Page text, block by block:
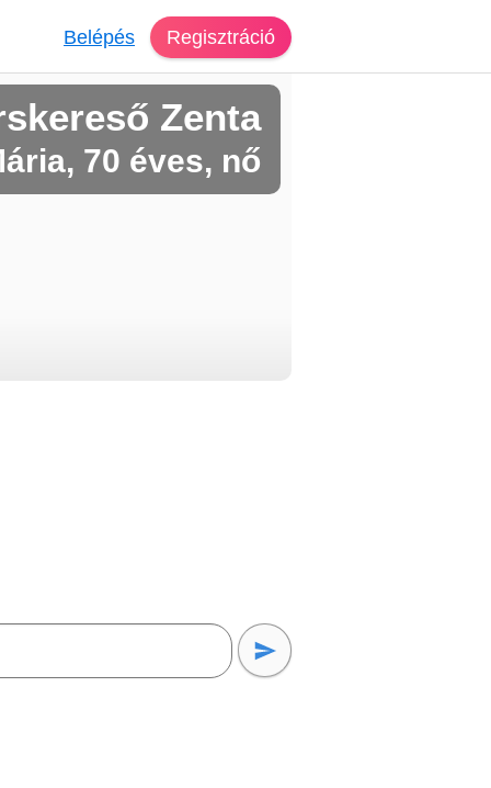
Belépés Regisztráció
Zenta
70 éves, nő